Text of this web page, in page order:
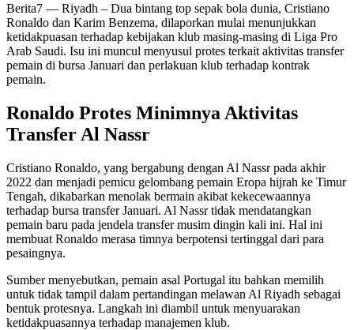
Berita7 — Riyadh – Dua bintang top sepak bola dunia, Cristiano
Ronaldo dan Karim Benzema, dilaporkan mulai menunjukkan
ketidakpuasan terhadap kebijakan klub masing-masing di Liga Pro
Arab Saudi. Isu ini muncul menyusul protes terkait aktivitas transfer
pemain di bursa Januari dan perlakuan klub terhadap kontrak
pemain.
Ronaldo Protes Minimnya Aktivitas
Transfer Al Nassr
Cristiano Ronaldo, yang bergabung dengan Al Nassr pada akhir
2022 dan menjadi pemicu gelombang pemain Eropa hijrah ke Timur
Tengah, dikabarkan menolak bermain akibat kekecewaannya
terhadap bursa transfer Januari. Al Nassr tidak mendatangkan
pemain baru pada jendela transfer musim dingin kali ini. Hal ini
membuat Ronaldo merasa timnya berpotensi tertinggal dari para
pesaingnya.
Sumber menyebutkan, pemain asal Portugal itu bahkan memilih
untuk tidak tampil dalam pertandingan melawan Al Riyadh sebagai
bentuk protesnya. Langkah ini diambil untuk menyuarakan
ketidakpuasannya terhadap manajemen klub.